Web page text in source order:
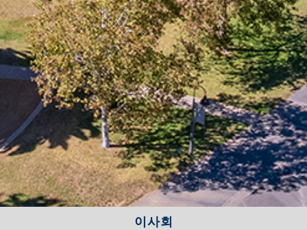
이사회